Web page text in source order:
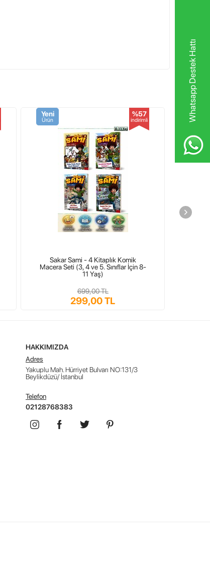
Whatsapp Destek Hattı
%57
indirimli
Yeni
Ürün
Sakar Sami - 4 Kitaplık Komik
Macera Seti (3, 4 ve 5. Sınıflar İçin 8-
11 Yaş)
699,00 TL
299,00 TL
Yeni
Ürün
HAKKIMIZDA
Adres
Yakuplu Mah. Hürriyet Bulvarı NO:131/3
Beylikdüzü/ İstanbul
Telefon
02128768383